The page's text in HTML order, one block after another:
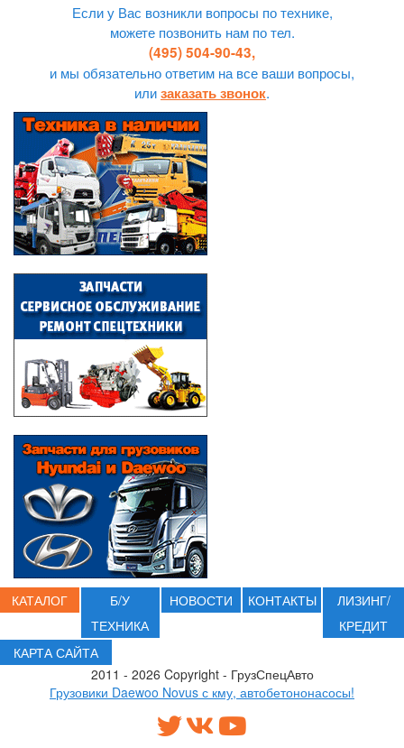
Если у Вас возникли вопросы по технике,
можете позвонить нам по тел.
(495) 504-90-43,
и мы обязательно ответим на все ваши вопросы,
илизаказать звонок.
КАТАЛОГ
Б/У
ТЕХНИКА
НОВОСТИ КОНТАКТЫ
ЛИЗИНГ/
КРЕДИТ
КАРТА САЙТА
2011 - 2026 Copyright - ГрузСпецАвто
Грузовики Daewoo Novus с кму, автобетононасосы!